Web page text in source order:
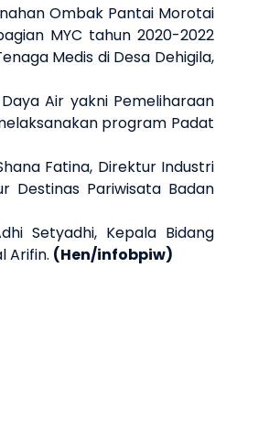
Ombak Pantai Morotai
MYC tahun 2020-2022
Medis di Desa Dehigila,
Air yakni Pemeliharaan
program Padat
Fatina, Direktur Industri
Destinas Pariwisata Badan
Setyadhi, Kepala Bidang
Arifin. (Hen/infobpiw)